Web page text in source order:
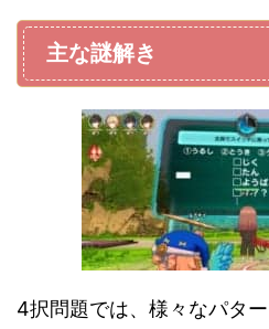
主な謎解き
4択問題では、様々なパタ